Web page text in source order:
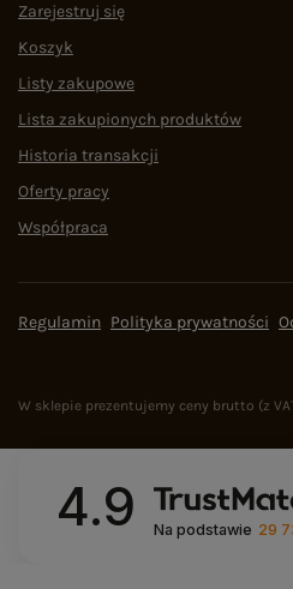
Zarejestruj się
Koszyk
Listy zakupowe
Lista zakupionych produktów
Historia transakcji
Oferty pracy
Współpraca
Regulamin Polityka prywatności
W sklepie prezentujemy ceny brutto (z
4.9 Na podstawie 29